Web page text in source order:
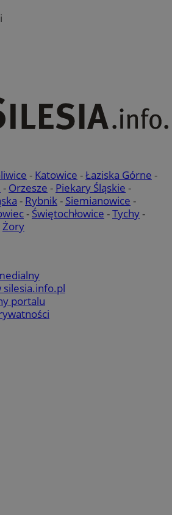
- Katowice -Łaziska Górne -
- Orzesze - Piekary Śląskie -
- Rybnik- Siemianowice -
- Świętochłowice -Tychy-
Żory
silesia.info.pl
portalu